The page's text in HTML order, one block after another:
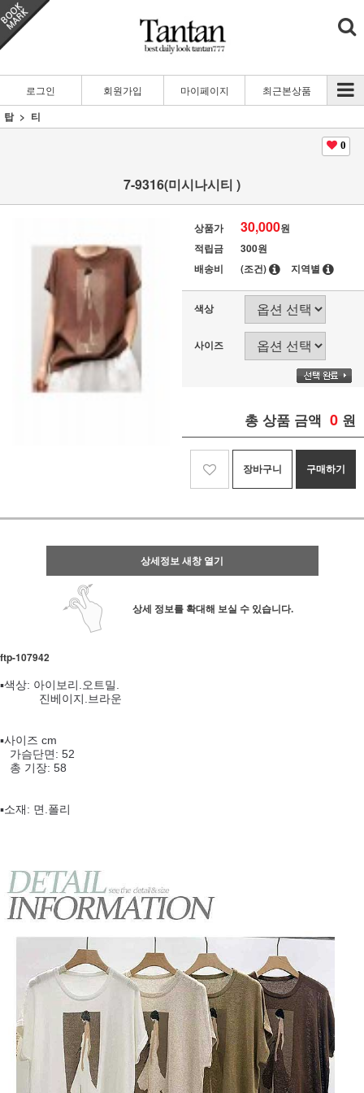
로그인 회원가입 마이페이지 최근본상품
탑 티
0
7-9316(미시나시티 )
상품가 30,000원
적립금
300원
배송비
(조건) 지역별
색상
사이즈
총 상품 금액 0 원
장바구니 구매하기
상세정보 새창 열기
상세 정보를 확대해 보실 수 있습니다.
ftp- 107942
▪️색상: 아이보리.오트밀.
진베이지.브라운
▪️사이즈 cm
가슴단면: 52
총 기장: 58
▪️소재: 면.폴리